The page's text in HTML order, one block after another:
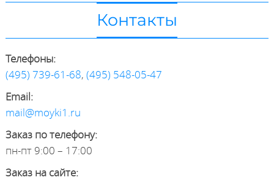
Контакты
Телефоны:
(495) 739-61-68, (495) 548-05-47
Email:
mail@moyki1.ru
Заказ по телефону:
пн-пт 9:00 – 17:00
Заказ на сайте: